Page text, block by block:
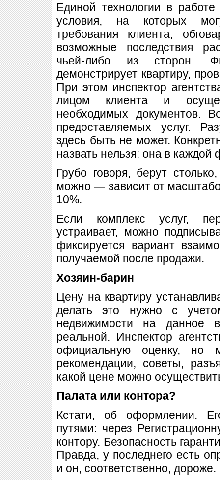
Единой технологии в
условия, на которых
требования клиента,
возможные последствия
чьей-либо из сторон.
демонстрирует квартиру,
При этом инспектор
лицом клиента и
необходимых документов.
предоставляемых услуг.
здесь быть не может.
назвать нельзя: она в каждой
Грубо говоря, берут
можно — зависит от
10%.
Если комплекс услуг,
устраивает, можно
фиксируется вариант
получаемой после продажи.
Хозяин-барин
Цену на квартиру
делать это нужно с
недвижимости на данное
реальной. Инспектор
официальную оценку, но
рекомендации, советы,
какой цене можно
Палата или контора?
Кстати, об оформлении.
путями: через
контору. Безопасность
Правда, у последнего есть
и он, соответственно, дороже.